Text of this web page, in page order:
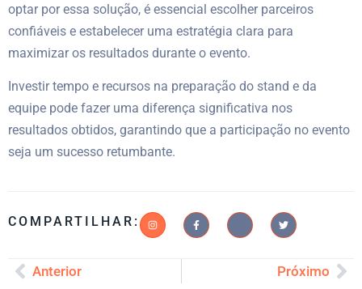
optar por essa solução, é essencial escolher parceiros
confiáveis e estabelecer uma estratégia clara para
maximizar os resultados durante o evento.
Investir tempo e recursos na preparação do stand e da
equipe pode fazer uma diferença significativa nos
resultados obtidos, garantindo que a participação no evento
seja um sucesso retumbante.
COMPARTILHAR:
Anterior Próximo